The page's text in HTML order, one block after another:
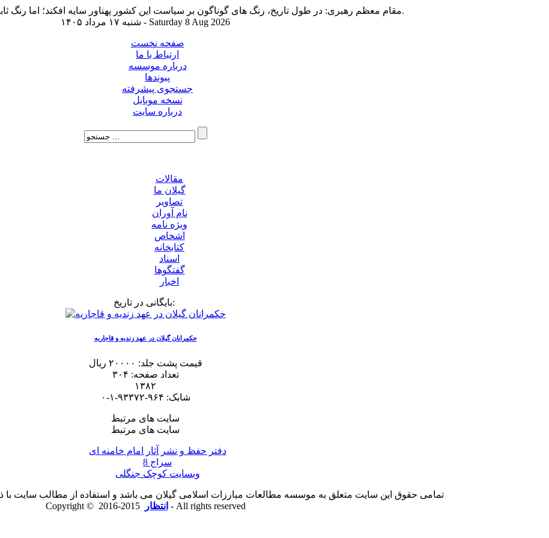
مقام معظم رهبری: در طول تاریخ، رنگ های گوناگون بر سیاست این کشور پهناور سایه افکند؛ اما رنگ ثابت مردم گیلان، رنگ ایمان بود.
شنبه ۱۷ مرداد ۱۴۰۵ - Saturday 8 Aug 2026
صفحه نخست
ارتباط با ما
درباره موسسه
پیوندها
جستجوی پیشرفته
نسخه موبایل
درباره سایت
مقالات
گیلان ما
تصاویر
نام آوران
ویژه نامه
اشخاص
کتابخانه
اسناد
گفتگوها
اخبار
بایگانی در تاریخ:
حکمرانان گیلان در عهد زندیه و قاجاریه
قیمت پشت جلد: ۲۰۰۰۰ ریال
تعداد صفحه: ۳۰۴
۱۳۸۲
شابک: ۹۶۴-۹۳۳۷۲-۱-۰
سایت های مرتبط
سایت های مرتبط
دفتر حفظ و نشر آثار امام خامنه ای
سراج 8
وبسایت کوچک جنگلی
تمامی حقوق این سایت متعلق به موسسه مطالعات مبارزات اسلامی گیلان می باشد و استفاده از مطالب سایت با
Copyright ©
انتظار 2015-2016 - All rights reserved